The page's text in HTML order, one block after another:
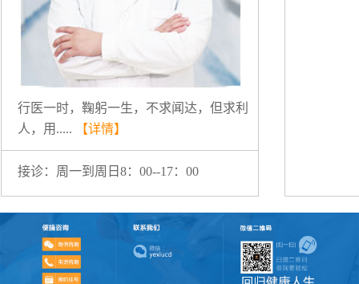
行医一时，鞠躬一生，不求闻达，但求利
人，用.....
【详情】
接诊：周一到周日8：00--17：00